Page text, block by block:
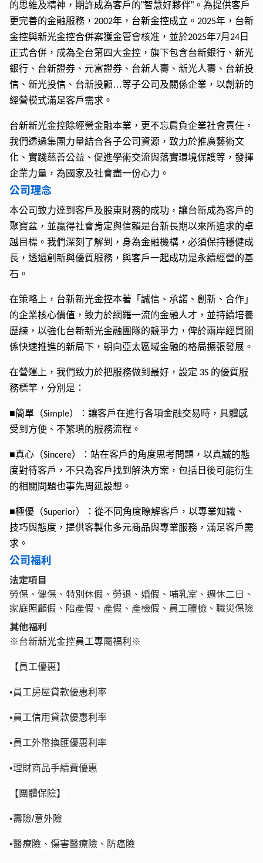
的思維及精神，期許成為客戶的”智慧好夥伴”。為提供客戶
更完善的金融服務， 2002年，台新金控成立。 2025年，台新
金控與新光金控合併案獲金管會核准，並於2025年7月 24 日
正式合併，成為全台第四大金控，旗下包含台新銀行、新光
銀行、台新證券、元富證券、台新人壽、新光人壽、台新投
信、新光投信、台新投顧…等子公司及關係企業，以創新的
經營模式滿足客戶需求。
台新新光金控除經營金融本業，更不忘肩負企業社會責任，
我們透過集團力量結合各子公司資源，致力於推廣藝術文
化、實踐慈善公益、促進學術交流與落實環境保護等，發揮
企業力量，為國家及社會盡一份心力。
公司理念
本公司致力達到客戶及股東財務的成功，讓台新成為客戶的
聚寶盆，並贏得社會肯定與信賴是台新長期以來所追求的卓
越目標。我們深刻了解到，身為金融機構，必須保持穩健成
長，透過創新與優質服務，與客戶一起成功是永續經營的基
石。
在策略上，台新新光金控本著「誠信、承諾、創新、合作」
的企業核心價值，致力於網羅一流的金融人才，並持續培養
歷練，以強化台新新光金融團隊的競爭力，俾於兩岸經貿關
係快速推進的新局下，朝向亞太區域金融的格局擴張發展。
在營運上，我們致力於把服務做到最好，設定 3S 的優質服
務標竿，分別是：
■簡單（Simple）：讓客戶在進行各項金融交易時，具體感
受到方便、不繁瑣的服務流程。
■真心（Sincere）：站在客戶的角度思考問題，以真誠的態
度對待客戶，不只為客戶找到解決方案，包括日後可能衍生
的相關問題也事先周延設想。
■極優（Superior）：從不同角度瞭解客戶，以專業知識、
技巧與態度，提供客製化多元商品與專業服務，滿足客戶需
求。
公司福利
法定項目
勞保、健保、特別休假、勞退、婚假、哺乳室、週休二日、
家庭照顧假、陪產假、產假、產檢假、員工體檢、職災保險
其他福利
※台新新光金控員工專屬福利※
【員工優惠】
•員工房屋貸款優惠利率
•員工信用貸款優惠利率
•員工外幣換匯優惠利率
•理財商品手續費優惠
【團體保險】
•壽險/意外險
•醫療險、傷害醫療險、防癌險